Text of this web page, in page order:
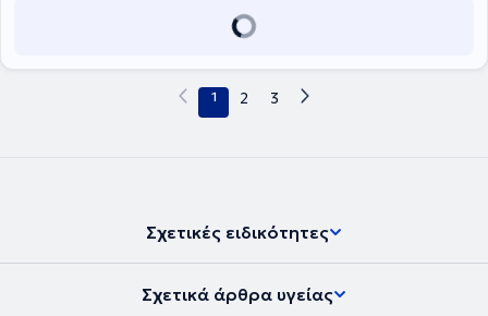
/ Ειδική Παιδαγωγό, την Χαραλάμπους Μαρία, Ειδική Παιδαγωγό /
Λογοθεραπεύτρια, την Χατζή Δήμητρα, Λογοθεραπεύτρια / Ειδική
1 2 3
Σχετικές ειδικότητες
Σχετικά άρθρα υγείας